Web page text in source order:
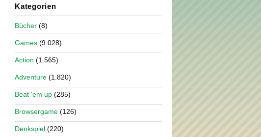
Kategorien
Bücher (8)
Games (9.028)
Action (1.565)
Adventure (1.820)
Beat 'em up (285)
Browsergame (126)
Denkspiel (220)